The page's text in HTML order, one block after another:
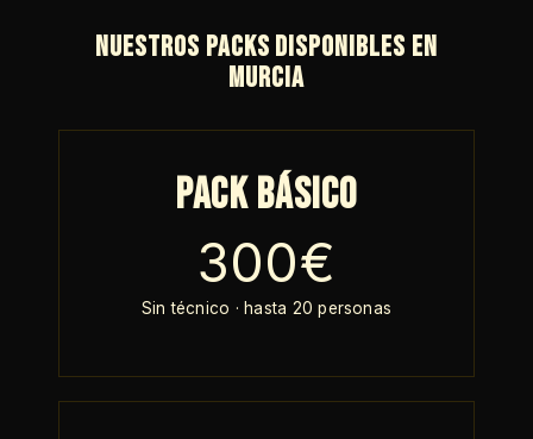
Nuestros packs disponibles en
Murcia
Pack Básico
300€
Sin técnico · hasta 20 personas